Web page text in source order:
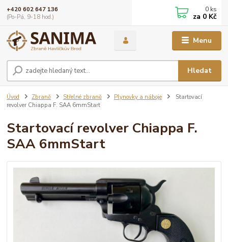
Menu
Hledat
+420 602 647 136
(Po-Pá, 9-18 hod.)
0 ks
za 0 Kč
Úvod Zbraně Střelné zbraně Plynovky a náboje
Startovací
revolver Chiappa F. SAA 6mmStart
Startovací revolver Chiappa F.
SAA 6mmStart